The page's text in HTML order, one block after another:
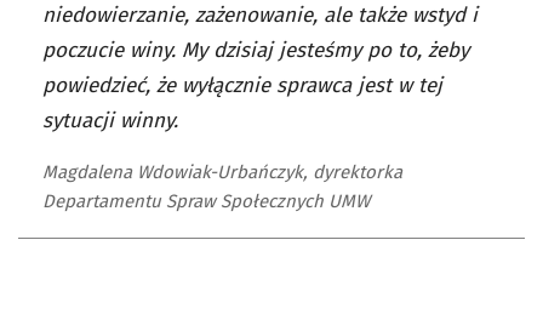
niedowierzanie, zażenowanie, ale także wstyd i
poczucie winy. My dzisiaj jesteśmy po to, żeby
powiedzieć, że wyłącznie sprawca jest w tej
sytuacji winny.
Magdalena Wdowiak-Urbańczyk, dyrektorka
Departamentu Spraw Społecznych UMW